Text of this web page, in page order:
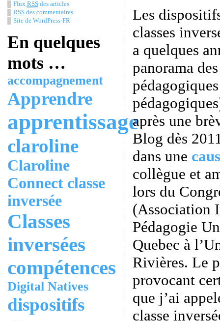
Flux RSSdes articles
RSSdes commentaires
Site de WordPress-FR
En quelques
mots …
accompagnement
Apprendre
apprentissage
claroline
Claroline
Connect classe
inversée
Classes
inversées
compétences
Digital Natives
dispositifs
Les
classes
a quelques
panorama
après une
Blog dès
dans une
collègue et
lors du
(Association
Pédagogie
Quebec à
Rivières. Le
provocant
que j’ai
classe